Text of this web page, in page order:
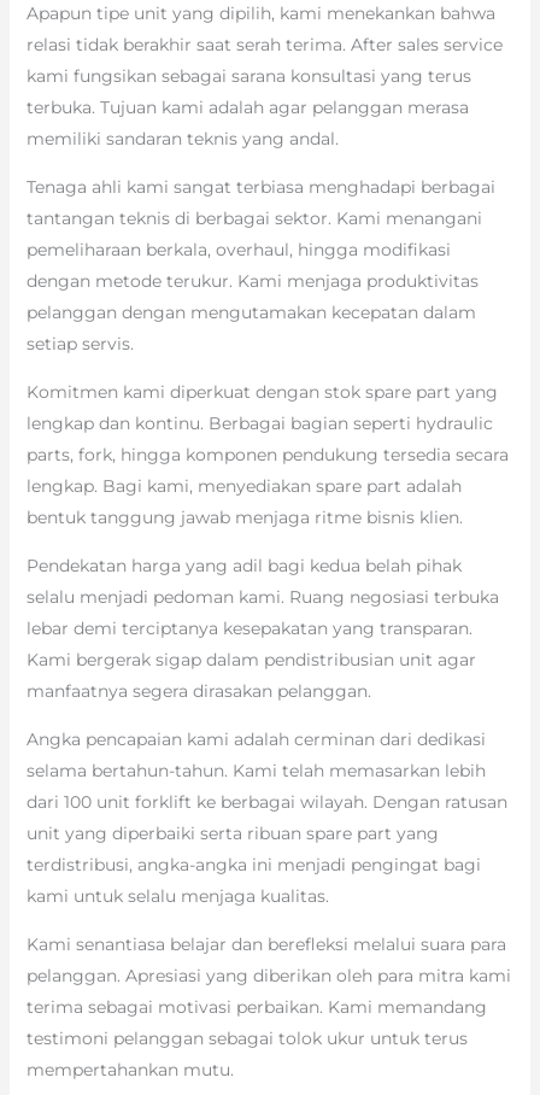
Apapun tipe unit yang dipilih, kami menekankan bahwa
relasi tidak berakhir saat serah terima. After sales service
kami fungsikan sebagai sarana konsultasi yang terus
terbuka. Tujuan kami adalah agar pelanggan merasa
memiliki sandaran teknis yang andal.
Tenaga ahli kami sangat terbiasa menghadapi berbagai
tantangan teknis di berbagai sektor. Kami menangani
pemeliharaan berkala, overhaul, hingga modifikasi
dengan metode terukur. Kami menjaga produktivitas
pelanggan dengan mengutamakan kecepatan dalam
setiap servis.
Komitmen kami diperkuat dengan stok spare part yang
lengkap dan kontinu. Berbagai bagian seperti hydraulic
parts, fork, hingga komponen pendukung tersedia secara
lengkap. Bagi kami, menyediakan spare part adalah
bentuk tanggung jawab menjaga ritme bisnis klien.
Pendekatan harga yang adil bagi kedua belah pihak
selalu menjadi pedoman kami. Ruang negosiasi terbuka
lebar demi terciptanya kesepakatan yang transparan.
Kami bergerak sigap dalam pendistribusian unit agar
manfaatnya segera dirasakan pelanggan.
Angka pencapaian kami adalah cerminan dari dedikasi
selama bertahun-tahun. Kami telah memasarkan lebih
dari 100 unit forklift ke berbagai wilayah. Dengan ratusan
unit yang diperbaiki serta ribuan spare part yang
terdistribusi, angka-angka ini menjadi pengingat bagi
kami untuk selalu menjaga kualitas.
Kami senantiasa belajar dan berefleksi melalui suara para
pelanggan. Apresiasi yang diberikan oleh para mitra kami
terima sebagai motivasi perbaikan. Kami memandang
testimoni pelanggan sebagai tolok ukur untuk terus
mempertahankan mutu.